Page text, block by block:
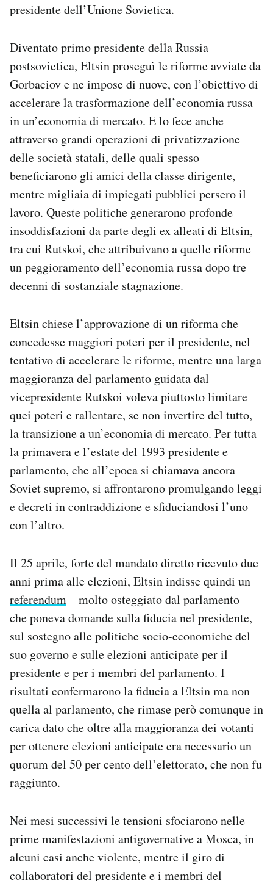
presidente dell’Unione Sovietica.
Diventato primo presidente della Russia
postsovietica, Eltsin proseguì le riforme avviate da
Gorbaciov e ne impose di nuove, con l’obiettivo di
accelerare la trasformazione dell’economia russa
in un’economia di mercato. E lo fece anche
attraverso grandi operazioni di privatizzazione
delle società statali, delle quali spesso
beneficiarono gli amici della classe dirigente,
mentre migliaia di impiegati pubblici persero il
lavoro. Queste politiche generarono profonde
insoddisfazioni da parte degli ex alleati di Eltsin,
tra cui Rutskoi, che attribuivano a quelle riforme
un peggioramento dell’economia russa dopo tre
decenni di sostanziale stagnazione.
Eltsin chiese l’approvazione di un riforma che
concedesse maggiori poteri per il presidente, nel
tentativo di accelerare le riforme, mentre una larga
maggioranza del parlamento guidata dal
vicepresidente Rutskoi voleva piuttosto limitare
quei poteri e rallentare, se non invertire del tutto,
la transizione a un’economia di mercato. Per tutta
la primavera e l’estate del 1993 presidente e
parlamento, che all’epoca si chiamava ancora
Soviet supremo, si affrontarono promulgando leggi
e decreti in contraddizione e sfiduciandosi l’uno
con l’altro.
Il 25 aprile, forte del mandato diretto ricevuto due
anni prima alle elezioni, Eltsin indisse quindi un
referendum– molto osteggiato dal parlamento –
che poneva domande sulla fiducia nel presidente,
sul sostegno alle politiche socio-economiche del
suo governo e sulle elezioni anticipate per il
presidente e per i membri del parlamento. I
risultati confermarono la fiducia a Eltsin ma non
quella al parlamento, che rimase però comunque in
carica dato che oltre alla maggioranza dei votanti
per ottenere elezioni anticipate era necessario un
quorum del 50 per cento dell’elettorato, che non fu
raggiunto.
Nei mesi successivi le tensioni sfociarono nelle
prime manifestazioni antigovernative a Mosca, in
alcuni casi anche violente, mentre il giro di
collaboratori del presidente e i membri del